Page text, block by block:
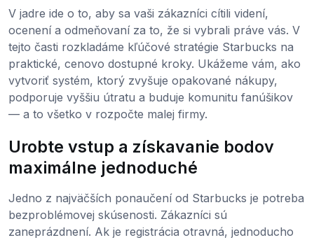
V jadre ide o to, aby sa vaši zákazníci cítili videní,
ocenení a odmeňovaní za to, že si vybrali práve vás. V
tejto časti rozkladáme kľúčové stratégie Starbucks na
praktické, cenovo dostupné kroky. Ukážeme vám, ako
vytvoriť systém, ktorý zvyšuje opakované nákupy,
podporuje vyššiu útratu a buduje komunitu fanúšikov
— a to všetko v rozpočte malej firmy.
Urobte vstup a získavanie bodov
maximálne jednoduché
Jedno z najväčších ponaučení od Starbucks je potreba
bezproblémovej skúsenosti. Zákazníci sú
zaneprázdnení. Ak je registrácia otravná, jednoducho